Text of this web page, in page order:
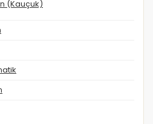
(Kauçuk)